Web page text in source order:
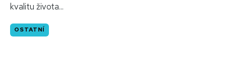
kvalitu života...
OSTATNÍ